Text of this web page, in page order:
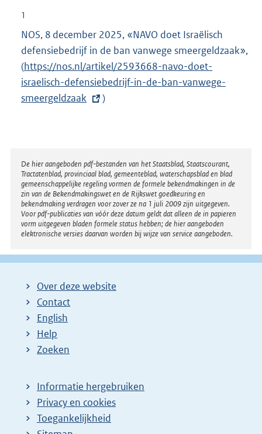
e
l
i
n
k
1
NOS, 8 december 2025, «NAVO doet Israëlisch
defensiebedrijf in de ban vanwege smeergeldzaak»,
(E
x
t
e
l
i
n
k
:
https://nos.nl/artikel/2593668-navo-doet-
israelisch-defensiebedrijf-in-de-ban-vanwege-
smeergeldzaak
)
Disclaimer
De hier aangeboden pdf-bestanden van het Staatsblad, Staatscourant,
Tractatenblad, provinciaal blad, gemeenteblad, waterschapsblad en blad
gemeenschappelijke regeling vormen de formele bekendmakingen in de
zin van de Bekendmakingswet en de Rijkswet goedkeuring en
bekendmaking verdragen voor zover ze na 1 juli 2009 zijn uitgegeven.
Voor pdf-publicaties van vóór deze datum geldt dat alleen de in papieren
vorm uitgegeven bladen formele status hebben; de hier aangeboden
elektronische versies daarvan worden bij wijze van service aangeboden.
Over deze website
Contact
English
Help
Zoeken
Informatie hergebruiken
Privacy en cookies
Toegankelijkheid